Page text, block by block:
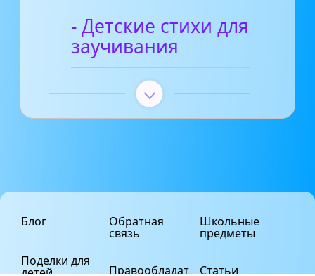
- Детские стихи для
заучивания
Блог
Поделки для
детей
Обратная
связь
Правообладат
Школьные
предметы
Статьи